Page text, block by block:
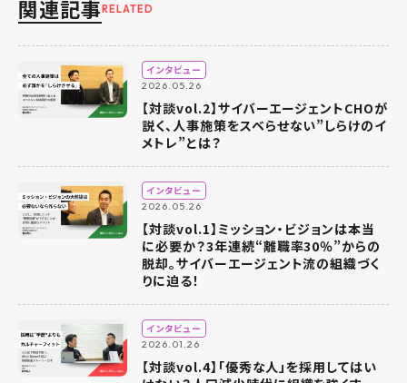
関連記事RELATED
インタビュー
2026.05.26
【対談vol.2】サイバーエージェントCHOが
説く、人事施策をスベらせない”しらけのイ
メトレ”とは？
インタビュー
2026.05.26
【対談vol.1】ミッション・ビジョンは本当
に必要か？3年連続“離職率30％”からの
脱却。サイバーエージェント流の組織づく
りに迫る！
インタビュー
2026.01.26
【対談vol.4】「優秀な人」を採用してはい